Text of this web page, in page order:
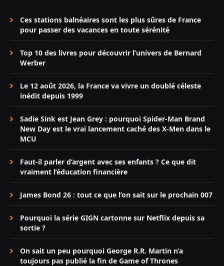
Ces stations balnéaires sont les plus sûres de France
pour passer des vacances en toute sérénité
Top 10 des livres pour découvrir l’univers de Bernard
Werber
Le 12 août 2026, la France va vivre un doublé céleste
inédit depuis 1999
Sadie Sink est Jean Grey : pourquoi Spider-Man Brand
New Day est le vrai lancement caché des X-Men dans le
MCU
Faut-il parler d’argent avec ses enfants ? Ce que dit
vraiment l’éducation financière
James Bond 26 : tout ce que l’on sait sur le prochain 007
Pourquoi la série GIGN cartonne sur Netflix depuis sa
sortie ?
On sait un peu pourquoi George R.R. Martin n’a
toujours pas publié la fin de Game of Thrones